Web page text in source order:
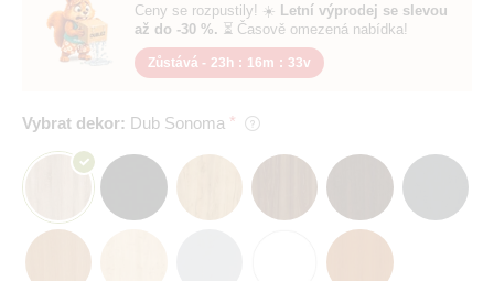
Ceny se rozpustily! ☀️ Letní výprodej se slevou
až do -30 %. ⏳ Časově omezená nabídka!
Zůstává - 23h : 16m : 32v
Vybrat dekor: Dub Sonoma